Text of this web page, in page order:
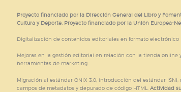
Proyecto financiado por la Dirección General del Libro y
Cultura y Deporte. Proyecto financiado por la Unión Europea-
Digitalización de contenidos editoriales en formato electrónico
Mejoras en la gestión editorial en relación con la tienda online
herramientas de marketing.
Migración al estándar ONIX 3.0; introducción del estándar
campos de metadatos y depurado de código HTML. Actividad